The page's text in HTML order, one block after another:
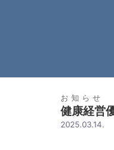
お知らせ
健康経営
2025.03.14.